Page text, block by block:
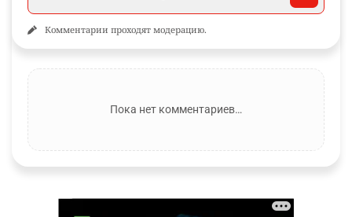
Комментарии проходят модерацию.
Пока нет комментариев…